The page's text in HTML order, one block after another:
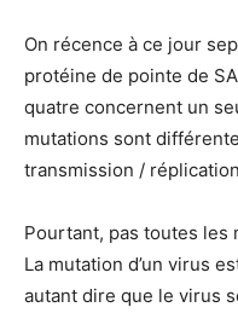
On récence à ce jour
protéine de pointe de
quatre concernent un
mutations sont
transmission /
Pourtant, pas toutes les
La mutation d’un virus
autant dire que le virus